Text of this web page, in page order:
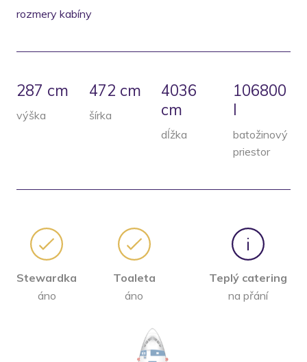
rozmery kabíny
287 cm
výška
472 cm
šírka
4036
cm
dĺžka
106800
l
batožinový
priestor
Stewardka
áno
Toaleta
áno
Teplý catering
na přání